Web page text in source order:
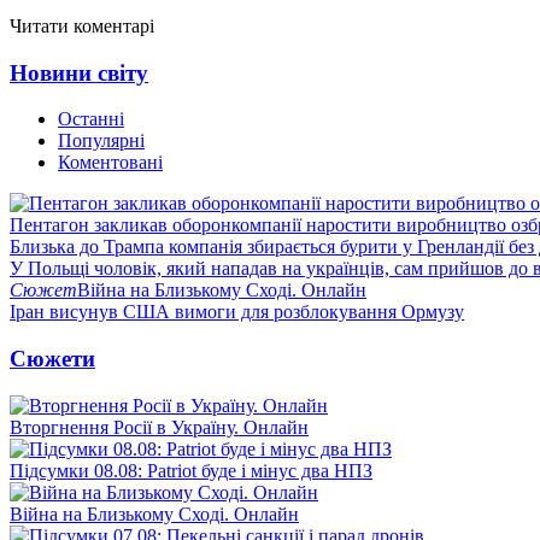
Читати коментарі
Новини світу
Останні
Популярні
Коментовані
Пентагон закликав оборонкомпанії наростити виробництво
Близька до Трампа компанія збирається бурити у Гренландії
У Польщі чоловік, який нападав на українців, сам прийшов до
СюжетВійна на Близькому Сході. Онлайн
Іран висунув США вимоги для розблокування Ормузу
Сюжети
Вторгнення Росії в Україну. Онлайн
Підсумки 08.08: Patriot буде і мінус два НПЗ
Війна на Близькому Сході. Онлайн